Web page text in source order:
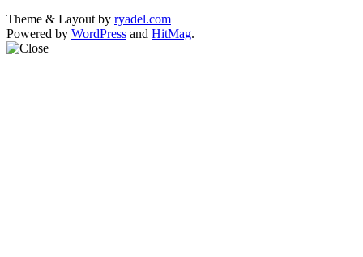
Theme & Layout by ryadel.com
Powered by WordPress and HitMag.